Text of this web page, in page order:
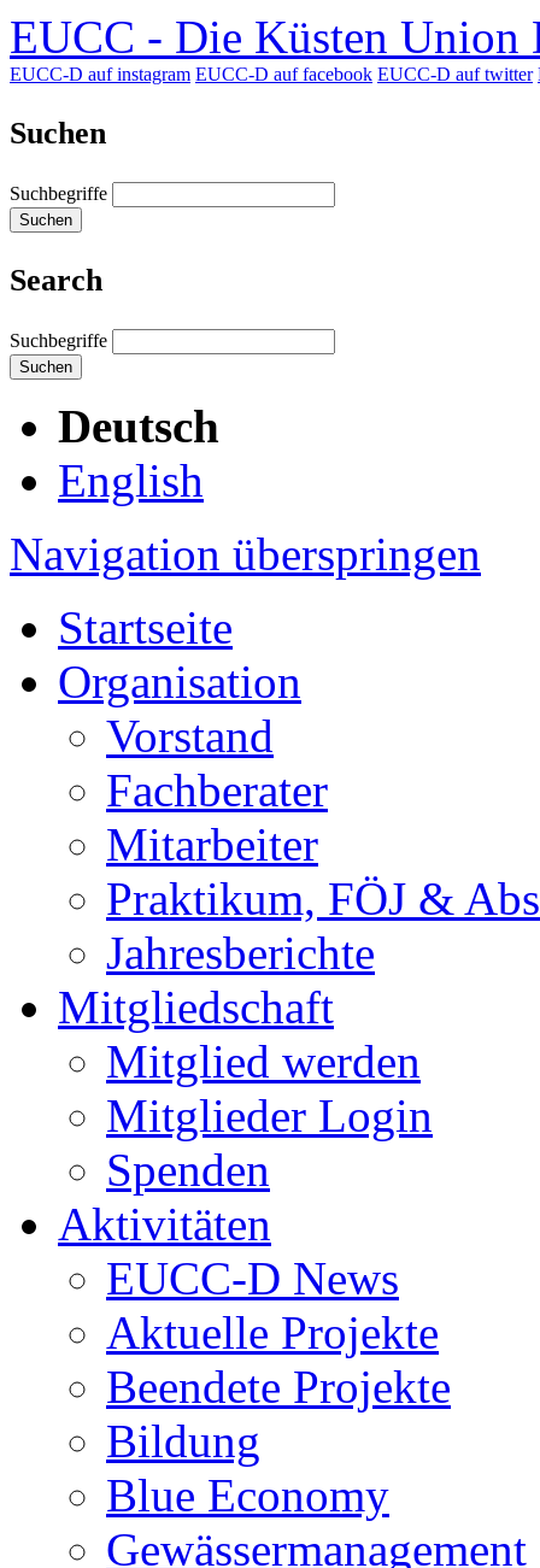
EUCC - Die Küsten Union
EUCC-D auf instagram EUCC-D auf facebook EUCC-D auf twitter
Suchen
Suchbegriffe
Suchen
Search
Suchbegriffe
Suchen
Deutsch
English
Navigation überspringen
Startseite
Organisation
Vorstand
Fachberater
Mitarbeiter
Praktikum, FÖJ &
Jahresberichte
Mitgliedschaft
Mitglied werden
Mitglieder Login
Spenden
Aktivitäten
EUCC-D News
Aktuelle Projekte
Beendete Projekte
Bildung
Blue Economy
Gewässermanagement